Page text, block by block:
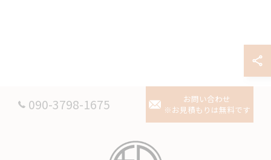
090-3798-1675
お問い合わせ
※お見積もりは無料です